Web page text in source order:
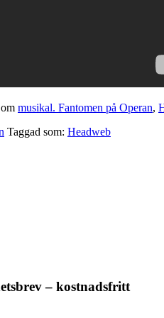
musikal. Fantomen på Operan,
Taggad som: Headweb
– kostnadsfritt